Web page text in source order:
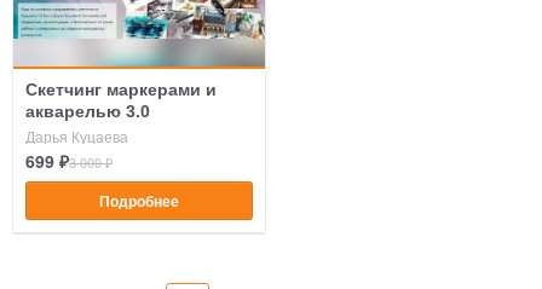
Скетчинг маркерами и
акварелью 3.0
Дарья Куцаева
699 ₽3 000 ₽
Подробнее